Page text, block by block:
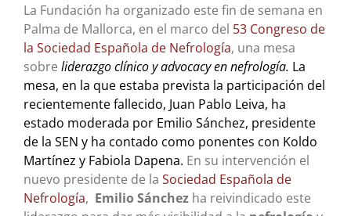
La Fundación ha organizado este fin de semana en
Palma de Mallorca, en el marco del 53 Congreso de
la Sociedad Española de Nefrología, una mesa
sobre liderazgo clínico y advocacy en nefrología. La
mesa, en la que estaba prevista la participación del
recientemente fallecido, Juan Pablo Leiva, ha
estado moderada por Emilio Sánchez, presidente
de la SEN y ha contado como ponentes con Koldo
Martínez y Fabiola Dapena. En su intervención el
nuevo presidente de la Sociedad Española de
Nefrología, Emilio Sánchez ha reivindicado este